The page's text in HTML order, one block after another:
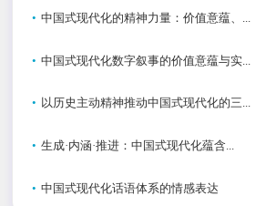
• 中国式现代化的精神力量：价值意蕴、...
• 中国式现代化数字叙事的价值意蕴与实...
• 以历史主动精神推动中国式现代化的三...
• 生成·内涵·推进：中国式现代化蕴含...
• 中国式现代化话语体系的情感表达